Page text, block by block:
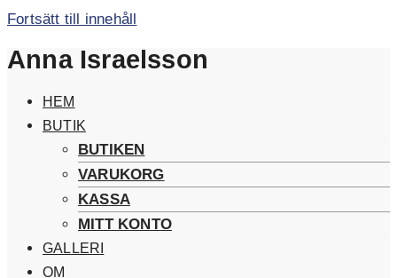
Fortsätt till innehåll
Anna Israelsson
HEM
BUTIK
BUTIKEN
VARUKORG
KASSA
MITT KONTO
GALLERI
OM